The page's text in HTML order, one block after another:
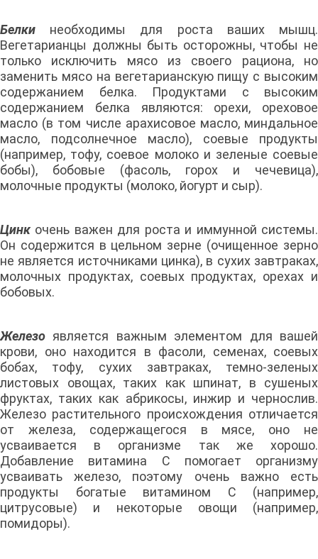
Белки необходимы для роста ваших мышц.
Вегетарианцы должны быть осторожны, чтобы не
только исключить мясо из своего рациона, но
заменить мясо на вегетарианскую пищу с высоким
содержанием белка. Продуктами с высоким
содержанием белка являются: орехи, ореховое
масло (в том числе арахисовое масло, миндальное
масло, подсолнечное масло), соевые продукты
(например, тофу, соевое молоко и зеленые соевые
бобы), бобовые (фасоль, горох и чечевица),
молочные продукты (молоко, йогурт и сыр).
Цинк очень важен для роста и иммунной системы.
Он содержится в цельном зерне (очищенное зерно
не является источниками цинка), в сухих завтраках,
молочных продуктах, соевых продуктах, орехах и
бобовых.
Железо является важным элементом для вашей
крови, оно находится в фасоли, семенах, соевых
бобах, тофу, сухих завтраках, темно-зеленых
листовых овощах, таких как шпинат, в сушеных
фруктах, таких как абрикосы, инжир и чернослив.
Железо растительного происхождения отличается
от железа, содержащегося в мясе, оно не
усваивается в организме так же хорошо.
Добавление витамина С помогает организму
усваивать железо, поэтому очень важно есть
продукты богатые витамином С (например,
цитрусовые) и некоторые овощи (например,
помидоры).